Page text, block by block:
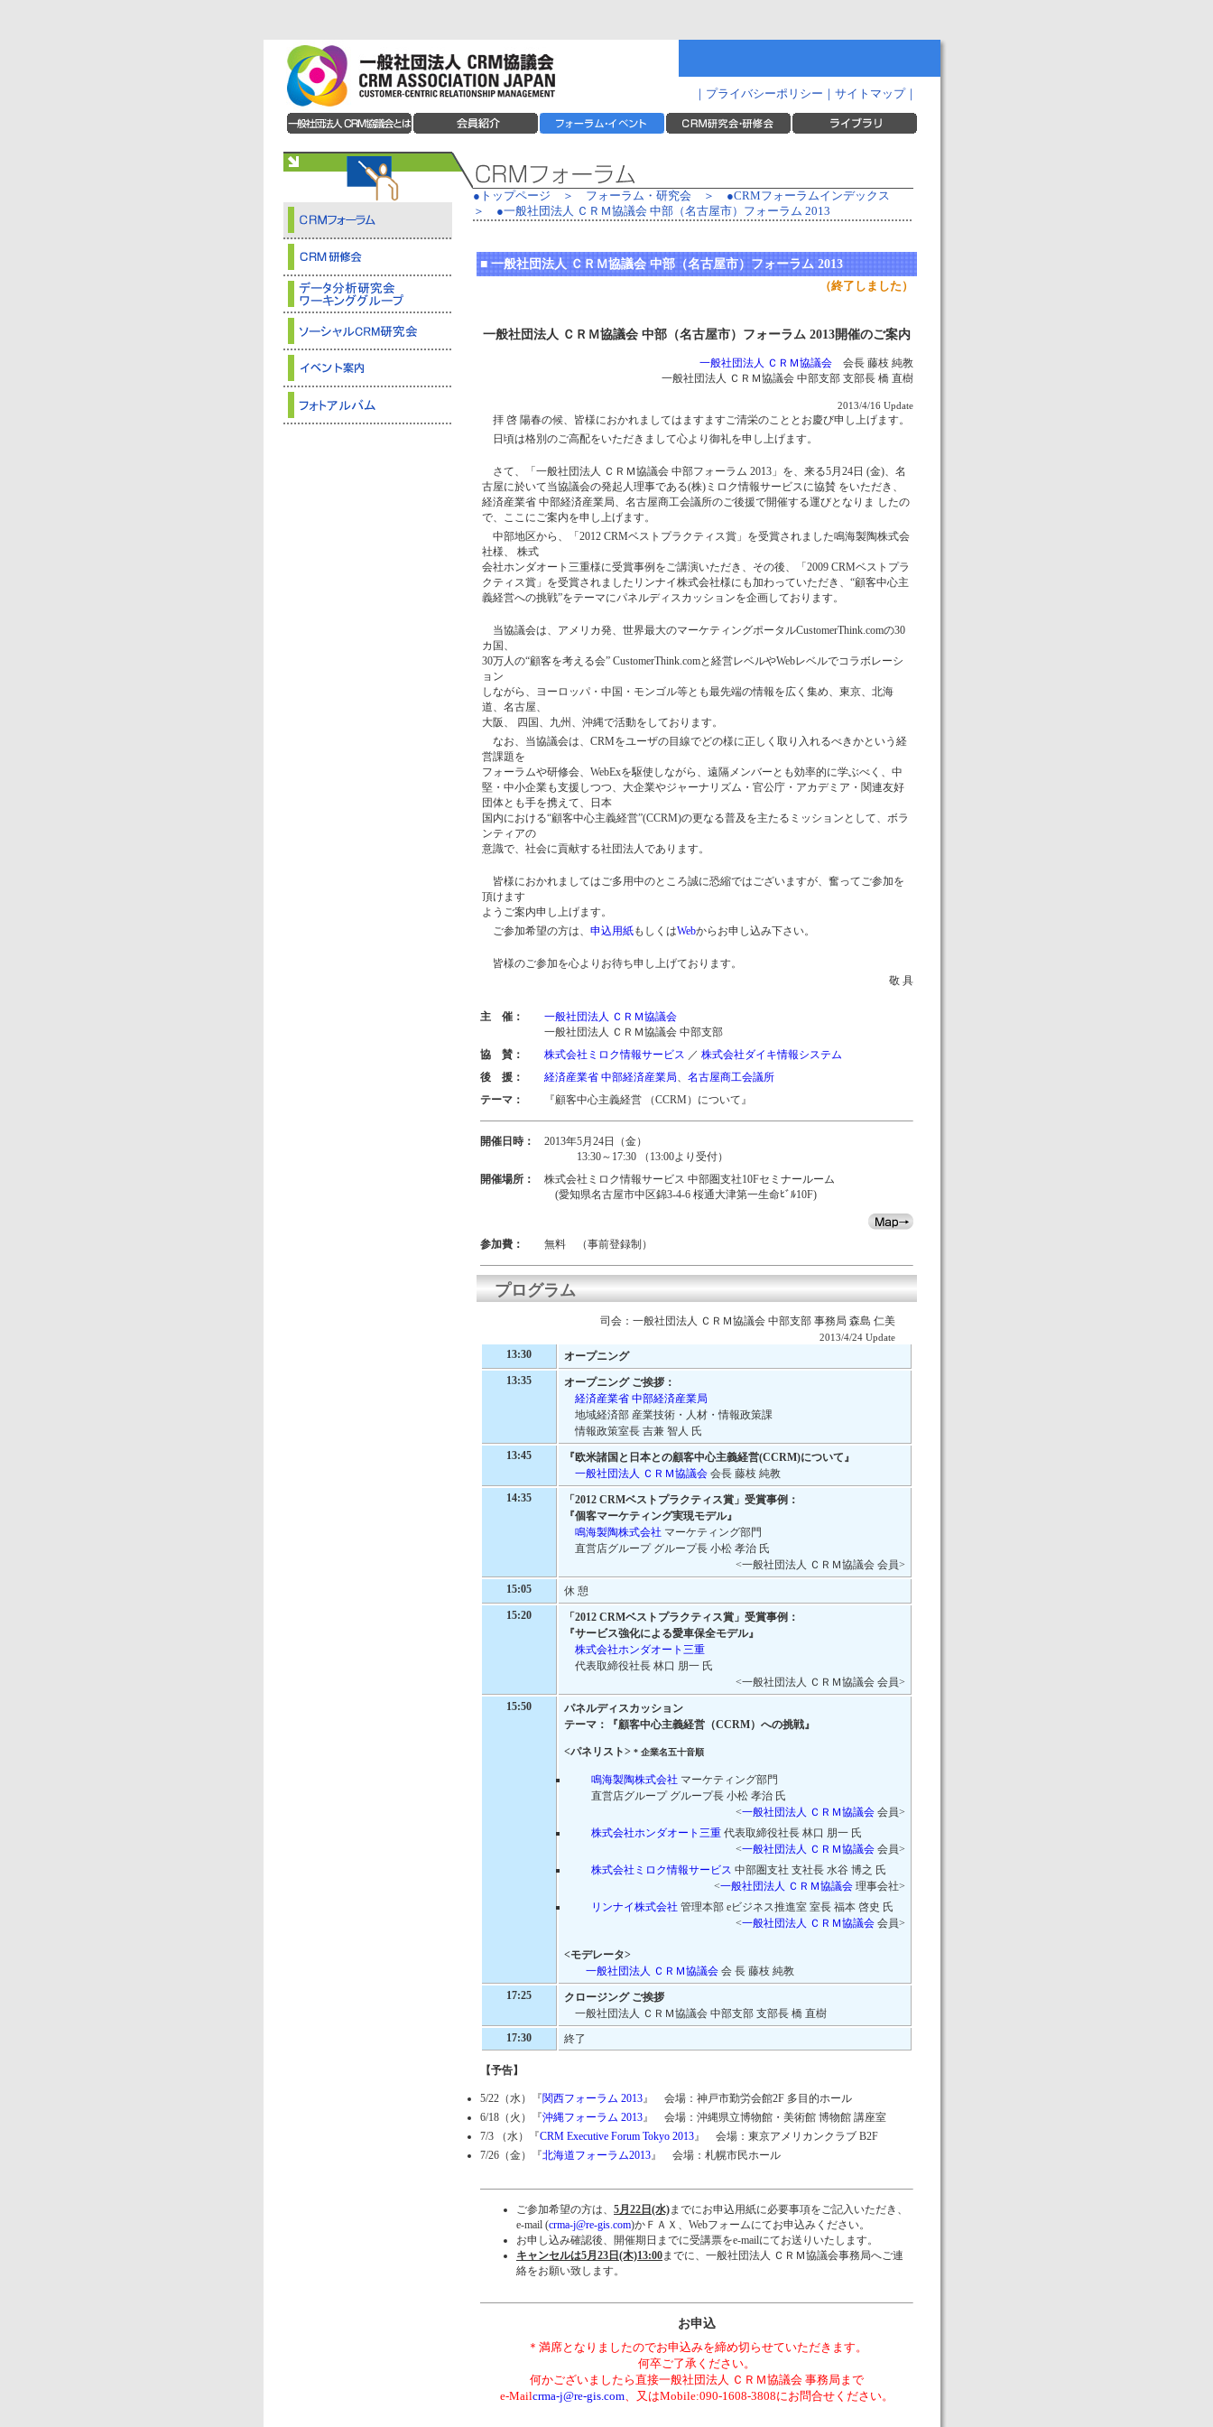
プライバシーポリシー サイトマップ
●トップページ ＞ フォーラム・研究会 ＞ ●CRMフォーラムインデックス
＞
●一般社団法人 ＣＲＭ協議会 中部（名古屋市）フォーラム 2013
■ 一般社団法人 ＣＲＭ協議会 中部（名古屋市）フォーラム 2013
（終了しました）
一般社団法人 ＣＲＭ協議会 中部（名古屋市）フォーラム 2013開催のご案内
一般社団法人 ＣＲＭ協議会 会長 藤枝 純教
一般社団法人 ＣＲＭ協議会 中部支部 支部長 橋 直樹
2013/4/16 Update
拝 啓 陽春の候、皆様におかれましてはますますご清栄のこととお慶び申し上げます。
日頃は格別のご高配をいただきまして心より御礼を申し上げます。
さて、「一般社団法人 ＣＲＭ協議会 中部フォーラム 2013」を、来る5月24日 (金)、名
古屋に於いて当協議会の発起人理事である(株)ミロク情報サービスに協賛 をいただき、
経済産業省 中部経済産業局、名古屋商工会議所のご後援で開催する運びとなりま したの
で、ここにご案内を申し上げます。
中部地区から、「2012 CRMベストプラクティス賞」を受賞されました鳴海製陶株式会
社様、 株式
会社ホンダオート三重様に受賞事例をご講演いただき、その後、「2009 CRMベストプラ
クティス賞」を受賞されましたリンナイ株式会社様にも加わっていただき、“顧客中心主
義経営への挑戦”をテーマにパネルディスカッションを企画しております。
当協議会は、アメリカ発、世界最大のマーケティングポータルCustomerThink.comの30
カ国、
30万人の“顧客を考える会” CustomerThink.comと経営レベルやWebレベルでコラボレーシ
ョン
しながら、ヨーロッパ・中国・モンゴル等とも最先端の情報を広く集め、東京、北海
道、名古屋、
大阪、 四国、九州、沖縄で活動をしております。
なお、当協議会は、CRMをユーザの目線でどの様に正しく取り入れるべきかという経
営課題を
フォーラムや研修会、WebExを駆使しながら、遠隔メンバーとも効率的に学ぶべく、中
堅・中小企業も支援しつつ、大企業やジャーナリズム・官公庁・アカデミア・関連友好
団体とも手を携えて、日本
国内における“顧客中心主義経営”(CCRM)の更なる普及を主たるミッションとして、ボラ
ンティアの
意識で、社会に貢献する社団法人であります。
皆様におかれましてはご多用中のところ誠に恐縮ではございますが、奮ってご参加を
頂けます
ようご案内申し上げます。
ご参加希望の方は、 申込用紙もしくはWebからお申し込み下さい。
皆様のご参加を心よりお待ち申し上げております。
敬 具
主 催：
一般社団法人 ＣＲＭ協議会
一般社団法人 ＣＲＭ協議会 中部支部
協 賛：
株式会社ミロク情報サービス ／ 株式会社ダイキ情報システム
後 援：
経済産業省 中部経済産業局、 名古屋商工会議所
テーマ：
『顧客中心主義経営 （CCRM）について』
開催日時：
2013年5月24日（金）
13:30～17:30 （13:00より受付）
開催場所：
株式会社ミロク情報サービス 中部圏支社10Fセミナールーム
(愛知県名古屋市中区錦3-4-6 桜通大津第一生命ﾋﾞﾙ10F)
参加費： 無料 （事前登録制）
プログラム
司会：一般社団法人 ＣＲＭ協議会 中部支部 事務局 森島 仁美
2013/4/24 Update
13:30
オープニング
13:35
オープニング ご挨拶：
経済産業省 中部経済産業局
地域経済部 産業技術・人材・情報政策課
情報政策室長 吉兼 智人 氏
13:45
『欧米諸国と日本との顧客中心主義経営(CCRM)について』
一般社団法人 ＣＲＭ協議会 会長 藤枝 純教
14:35
「2012 CRMベストプラクティス賞」受賞事例：
『個客マーケティング実現モデル』
鳴海製陶株式会社 マーケティング部門
直営店グループ グループ長 小松 孝治 氏
<一般社団法人 ＣＲＭ協議会 会員>
15:05
休 憩
15:20
「2012 CRMベストプラクティス賞」受賞事例：
『サービス強化による愛車保全モデル』
株式会社ホンダオート三重
代表取締役社長 林口 朋一 氏
<一般社団法人 ＣＲＭ協議会 会員>
15:50
パネルディスカッション
テーマ：『顧客中心主義経営（CCRM）への挑戦』
<パネリスト> * 企業名五十音順
鳴海製陶株式会社 マーケティング部門
直営店グループ グループ長 小松 孝治 氏
<一般社団法人 ＣＲＭ協議会 会員>
株式会社ホンダオート三重 代表取締役社長 林口 朋一 氏
<一般社団法人 ＣＲＭ協議会 会員>
株式会社ミロク情報サービス 中部圏支社 支社長 水谷 博之 氏
<一般社団法人 ＣＲＭ協議会 理事会社>
リンナイ株式会社 管理本部 eビジネス推進室 室長 福本 啓史 氏
<一般社団法人 ＣＲＭ協議会 会員>
<モデレータ>
一般社団法人 ＣＲＭ協議会 会 長 藤枝 純教
17:25
クロージング ご挨拶
一般社団法人 ＣＲＭ協議会 中部支部 支部長 橋 直樹
17:30
終了
【予告】
5/22（水）『関西フォーラム 2013』 会場：神戸市勤労会館2F 多目的ホール
6/18（火）『沖縄フォーラム 2013』 会場：沖縄県立博物館・美術館 博物館 講座室
7/3 （水）『CRM Executive Forum Tokyo 2013』 会場：東京アメリカンクラブ B2F
7/26（金）『北海道フォーラム2013』 会場：札幌市民ホール
ご参加希望の方は、 5月22日(水)までにお申込用紙に必要事項をご記入いただき、
e-mail (crma-j@re-gis.com)かＦＡＸ、Webフォームにてお申込みください。
お申し込み確認後、開催期日までに受講票をe-mailにてお送りいたします。
キャンセルは5月23日(木)13:00までに、一般社団法人 ＣＲＭ協議会事務局へご連
絡をお願い致します。
お申込
＊満席となりましたのでお申込みを締め切らせていただきます。
何卒ご了承ください。
何かございましたら直接一般社団法人 ＣＲＭ協議会 事務局まで
e-Mailcrma-j@re-gis.com、又はMobile:090-1608-3808にお問合せください。